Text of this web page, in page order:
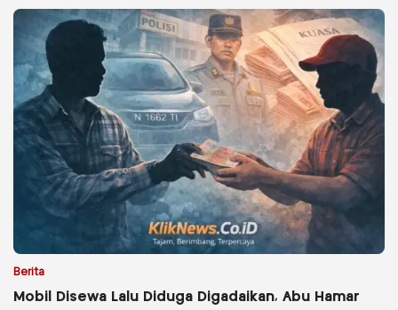
Berita
Mobil Disewa Lalu Diduga Digadaikan, Abu Hamar